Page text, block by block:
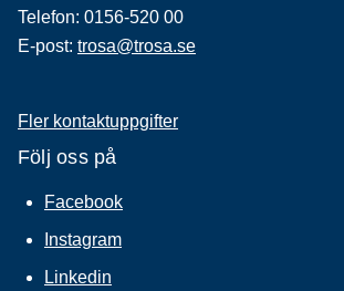
Telefon: 0156-520 00
E-post: trosa@trosa.se
Fler kontaktuppgifter
Följ oss på
Facebook
Instagram
Linkedin